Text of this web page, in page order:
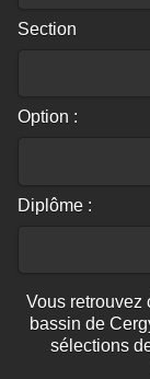
Section
Option :
Diplôme :
Vous retrouvez
bassin de
sélections